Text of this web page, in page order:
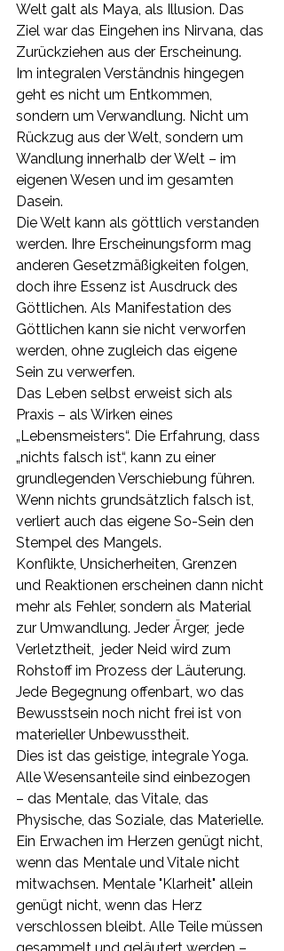
Welt galt als Maya, als Illusion. Das
Ziel war das Eingehen ins Nirvana, das
Zurückziehen aus der Erscheinung.
Im integralen Verständnis hingegen
geht es nicht um Entkommen,
sondern um Verwandlung. Nicht um
Rückzug aus der Welt, sondern um
Wandlung innerhalb der Welt – im
eigenen Wesen und im gesamten
Dasein.
Die Welt kann als göttlich verstanden
werden. Ihre Erscheinungsform mag
anderen Gesetzmäßigkeiten folgen,
doch ihre Essenz ist Ausdruck des
Göttlichen. Als Manifestation des
Göttlichen kann sie nicht verworfen
werden, ohne zugleich das eigene
Sein zu verwerfen.
Das Leben selbst erweist sich als
Praxis – als Wirken eines
„Lebensmeisters“. Die Erfahrung, dass
„nichts falsch ist“, kann zu einer
grundlegenden Verschiebung führen.
Wenn nichts grundsätzlich falsch ist,
verliert auch das eigene So-Sein den
Stempel des Mangels.
Konflikte, Unsicherheiten, Grenzen
und Reaktionen erscheinen dann nicht
mehr als Fehler, sondern als Material
zur Umwandlung. Jeder Ärger,  jede
Verletztheit,  jeder Neid wird zum
Rohstoff im Prozess der Läuterung.
Jede Begegnung offenbart, wo das
Bewusstsein noch nicht frei ist von
materieller Unbewusstheit.
Dies ist das geistige, integrale Yoga.
Alle Wesensanteile sind einbezogen
– das Mentale, das Vitale, das
Physische, das Soziale, das Materielle.
Ein Erwachen im Herzen genügt nicht,
wenn das Mentale und Vitale nicht
mitwachsen. Mentale "Klarheit" allein
genügt nicht, wenn das Herz
verschlossen bleibt. Alle Teile müssen